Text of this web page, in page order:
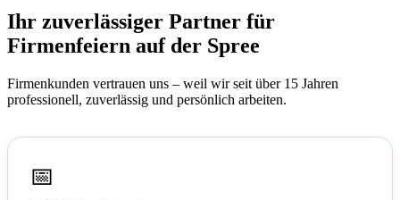
Ihr zuverlässiger Partner für
Firmenfeiern auf der Spree
Firmenkunden vertrauen uns – weil wir seit über 15 Jahren
professionell, zuverlässig und persönlich arbeiten.
📅